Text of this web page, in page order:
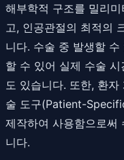
해부학적 구조를 밀리
고, 인공관절의 최적의
니다. 수술 중 발생할
할 수 있어 실제 수술
도 있습니다. 또한, 환
술 도구(Patient-
제작하여 사용함으로써
니다.